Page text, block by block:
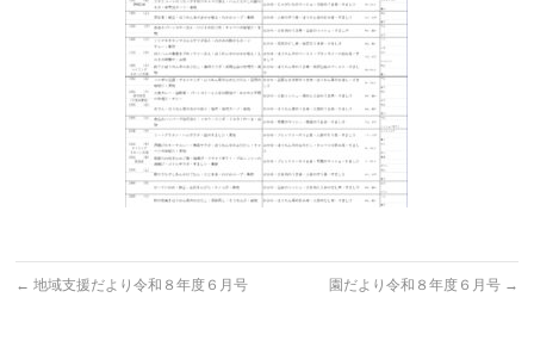
← 地域支援だより令和８年度６月号 園だより令和８年度６月号 →